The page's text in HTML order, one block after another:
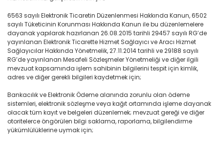
6563 sayılı Elektronik Ticaretin Düzenlenmesi Hakkında Kanun, 6502
sayılı Tüketicinin Korunması Hakkında Kanun ile bu düzenlemelere
dayanak yapılarak hazırlanan 26.08.2015 tarihli 29457 sayılı RG’de
yayınlanan Elektronik Ticarette Hizmet Sağlayıcı ve Aracı Hizmet
Sağlayıcılar Hakkında Yönetmelik, 27.11.2014 tarihli ve 29188 sayılı
RG’de yayınlanan Mesafeli Sözleşmeler Yönetmeliği ve diğer ilgili
mevzuat kapsamında işlem sahibinin bilgilerini tespit için kimlik,
adres ve diğer gerekli bilgileri kaydetmek için;
Bankacılık ve Elektronik Ödeme alanında zorunlu olan ödeme
sistemleri, elektronik sözleşme veya kağıt ortamında işleme dayanak
olacak tüm kayıt ve belgeleri düzenlemek; mevzuat gereği ve diğer
otoritelerce öngörülen bilgi saklama, raporlama, bilgilendirme
yükümlülüklerine uymak için;